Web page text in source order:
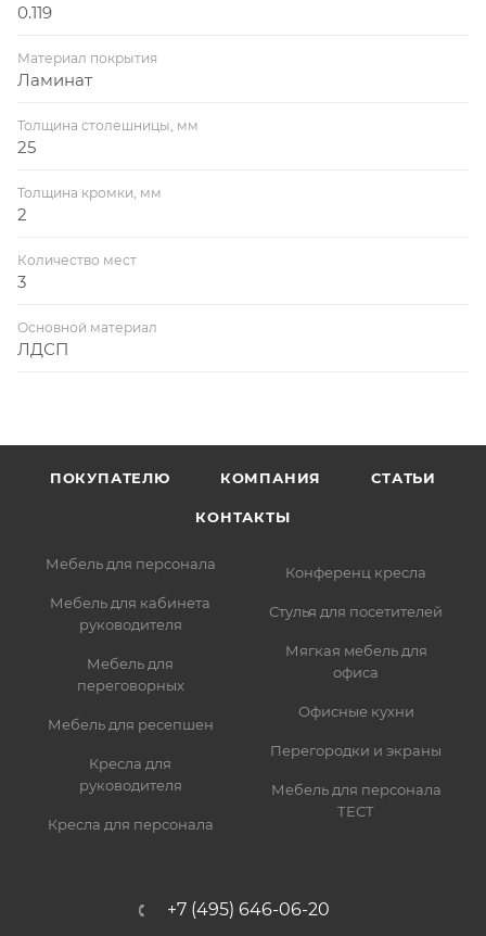
0.119
Материал покрытия
Ламинат
Толщина столешницы, мм
25
Толщина кромки, мм
2
Количество мест
3
Основной материал
ЛДСП
ПОКУПАТЕЛЮ КОМПАНИЯ СТАТЬИ
КОНТАКТЫ
Мебель для персонала
Мебель для кабинета
руководителя
Мебель для
переговорных
Мебель для ресепшен
Кресла для
руководителя
Кресла для персонала
Конференц кресла
Стулья для посетителей
Мягкая мебель для
офиса
Офисные кухни
Перегородки и экраны
Мебель для персонала
ТЕСТ
+7 (495) 646-06-20